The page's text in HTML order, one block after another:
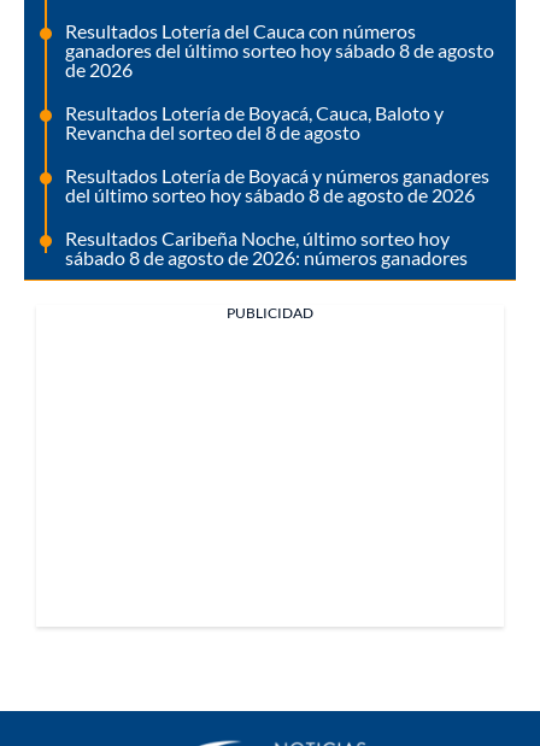
Resultados Lotería del Cauca con números
ganadores del último sorteo hoy sábado 8 de agosto
de 2026
Resultados Lotería de Boyacá, Cauca, Baloto y
Revancha del sorteo del 8 de agosto
Resultados Lotería de Boyacá y números ganadores
del último sorteo hoy sábado 8 de agosto de 2026
Resultados Caribeña Noche, último sorteo hoy
sábado 8 de agosto de 2026: números ganadores
PUBLICIDAD